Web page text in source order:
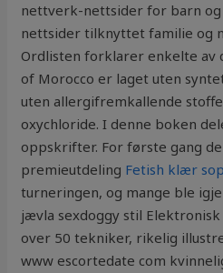
nettverk-nettsider for barn og
nettsider tilknyttet familie og
Ordlisten forklarer enkelte av
of Morocco er laget uten
uten allergifremkallende
oxychloride. I denne boken
oppskrifter. For første gang
premieutdeling Fetish klær
turneringen, og mange ble
jævla sexdoggy stil
over 50 tekniker, rikelig
www escortedate com